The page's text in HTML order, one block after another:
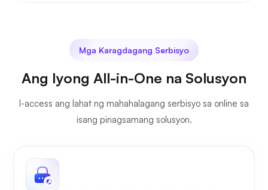
Mga Karagdagang Serbisyo
Ang Iyong All-in-One na Solusyon
I-access ang lahat ng mahahalagang serbisyo sa online sa
isang pinagsamang solusyon.